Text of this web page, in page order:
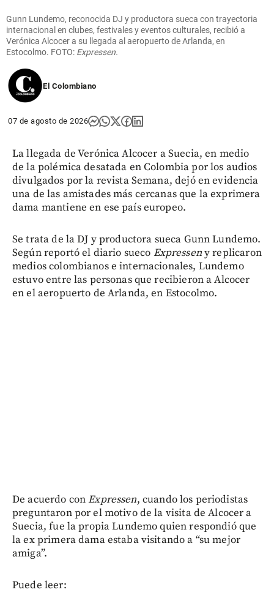
Gunn Lundemo, reconocida DJ y productora sueca con trayectoria
internacional en clubes, festivales y eventos culturales, recibió a
Verónica Alcocer a su llegada al aeropuerto de Arlanda, en
Estocolmo. FOTO: Expressen.
El Colombiano
07 de agosto de 2026
La llegada de Verónica Alcocer a Suecia, en medio
de la polémica desatada en Colombia por los audios
divulgados por la revista Semana, dejó en evidencia
una de las amistades más cercanas que la exprimera
dama mantiene en ese país europeo.
Se trata de la DJ y productora sueca Gunn Lundemo.
Según reportó el diario sueco Expresseny replicaron
medios colombianos e internacionales, Lundemo
estuvo entre las personas que recibieron a Alcocer
en el aeropuerto de Arlanda, en Estocolmo.
De acuerdo conExpressen, cuando los periodistas
preguntaron por el motivo de la visita de Alcocer a
Suecia, fue la propia Lundemo quien respondió que
la ex primera dama estaba visitando a “su mejor
amiga”.
Puede leer: